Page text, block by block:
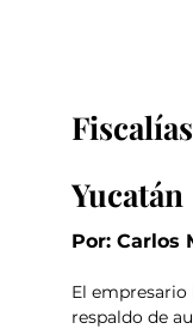
Yucatán
Por: Carlos
El empresario
respaldo de